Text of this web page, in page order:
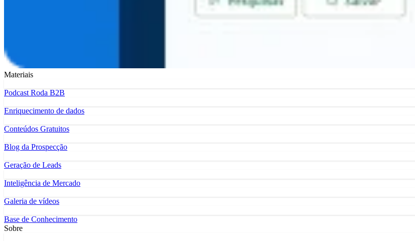
Materiais
Podcast Roda B2B
Enriquecimento de dados
Conteúdos Gratuitos
Blog da Prospecção
Geração de Leads
Inteligência de Mercado
Galeria de vídeos
Base de Conhecimento
Sobre